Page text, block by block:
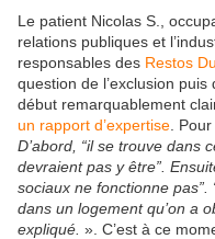
Le patient Nicolas S.,
relations publiques et
responsables des Restos
question de l’exclusion
début remarquablement
un rapport d’expertise . Pour
D’abord, “il se trouve dans
devraient pas y être”.
sociaux ne fonctionne
dans un logement qu’on a
expliqué. ». C’est à ce